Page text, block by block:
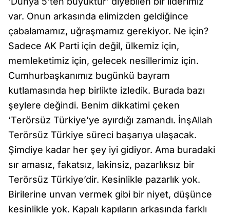
var. Onun arkasında elimizden geldiğince
çabalamamız, uğraşmamız gerekiyor. Ne için?
Sadece AK Parti için değil, ülkemiz için,
memleketimiz için, gelecek nesillerimiz için.
Cumhurbaşkanımız bugünkü bayram
kutlamasında hep birlikte izledik. Burada bazı
şeylere değindi. Benim dikkatimi çeken
‘Terörsüz Türkiye’ye ayırdığı zamandı. İnşAllah
Terörsüz Türkiye süreci başarıya ulaşacak.
Şimdiye kadar her şey iyi gidiyor. Ama buradaki
sır amasız, fakatsız, lakinsiz, pazarlıksız bir
Terörsüz Türkiye’dir. Kesinlikle pazarlık yok.
Birilerine unvan vermek gibi bir niyet, düşünce
kesinlikle yok. Kapalı kapıların arkasında farklı